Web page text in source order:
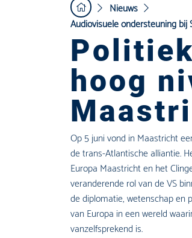
Nieuws
Audiovisuele ondersteuning
hoog
Op 5 juni vond in Maastricht
de trans-Atlantische alliantie.
Europa Maastricht en het
veranderende rol van de VS
de diplomatie, wetenschap en
van Europa in een wereld
vanzelfsprekend is.